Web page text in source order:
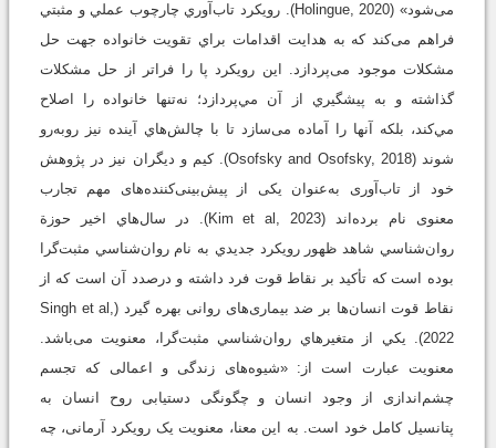
می‌شود» (Holingue, 2020). رويكرد تاب‌آوري چارچوب عملي و مثبتي
فراهم می‌كند كه به هدايت اقدامات براي تقويت خانواده جهت حل
مشكلات موجود می‌پردازد. اين رويكرد پا را فراتر از حل مشكلات
گذاشته و به پيشگيري از آن مي‌پردازد؛ نه‌تنها خانواده را اصلاح
مي‌كند، بلكه آنها را آماده می‌سازد تا با چالش‌هاي آينده نيز روبه‌رو
شوند (Osofsky and Osofsky, 2018). کیم و ديگران نیز در پژوهش
خود از تاب‌آوری به‌عنوان یکی از پیش‌بینی‌کننده‌های مهم تجارب
معنوی نام برده‌اند (Kim et al, 2023). در سال‌هاي اخير حوزة
روان‌شناسي شاهد ظهور رويكرد جديدي به ‌نام روان‌شناسي مثبت‌گرا
بوده است كه تأکید بر نقاط قوت فرد داشته و درصدد آن است که از
نقاط قوت انسان‌ها بر ضد بیماری‌های روانی بهره گیرد (Singh et al,
2022). يكي از متغيرهاي روان‌شناسي مثبت‌گرا، معنويت می‌باشد.
معنویت عبارت است از: «شیوه‌های زندگی و اعمالی که تجسم
چشم‌اندازی از وجود انسان و چگونگی دستیابی روح انسان به
پتانسیل کامل خود است. به این معنا، معنویت یک رویکرد آرمانی، چه